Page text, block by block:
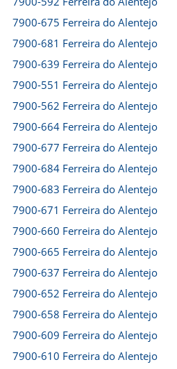
7900-675 Ferreira do Alentejo
7900-681 Ferreira do Alentejo
7900-639 Ferreira do Alentejo
7900-551 Ferreira do Alentejo
7900-562 Ferreira do Alentejo
7900-664 Ferreira do Alentejo
7900-677 Ferreira do Alentejo
7900-684 Ferreira do Alentejo
7900-683 Ferreira do Alentejo
7900-671 Ferreira do Alentejo
7900-660 Ferreira do Alentejo
7900-665 Ferreira do Alentejo
7900-637 Ferreira do Alentejo
7900-652 Ferreira do Alentejo
7900-658 Ferreira do Alentejo
7900-609 Ferreira do Alentejo
7900-610 Ferreira do Alentejo